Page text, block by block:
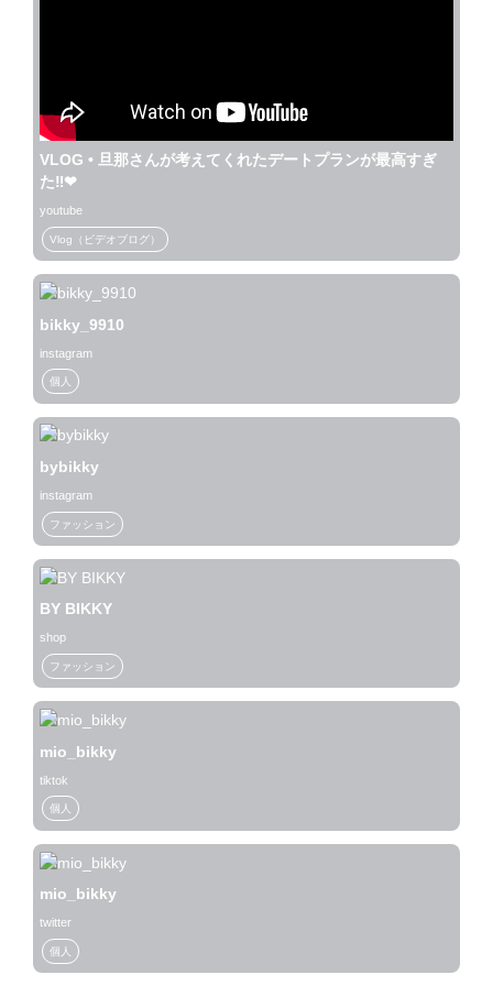
VLOG • 旦那さんが考えてくれたデートプランが最高すぎ
た‼︎❤︎
youtube
Vlog（ビデオブログ）
bikky_9910
instagram
個人
bybikky
instagram
ファッション
BY BIKKY
shop
ファッション
mio_bikky
tiktok
個人
mio_bikky
twitter
個人